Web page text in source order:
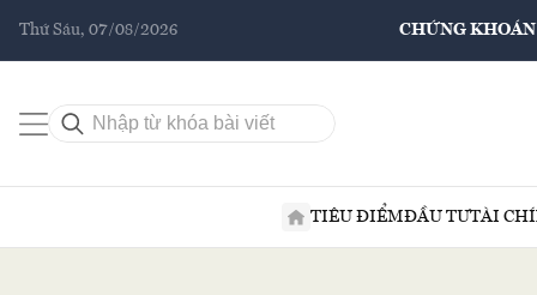
Thứ Sáu, 07/08/2026 CHỨNG KHOÁN
TIÊU ĐIỂMĐẦU TƯTÀI